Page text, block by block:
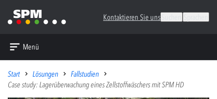
Kontaktieren Sie uns
Menü
Start Lösungen
Fallstudien
Case study: Lagerüberwachung eines Zellstoffwäschers mit SPM HD